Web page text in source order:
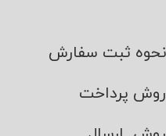
نحوه ثبت سفارش
روش پرداخت